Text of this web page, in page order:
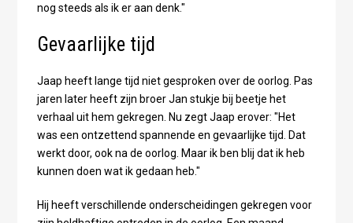
nog steeds als ik er aan denk."
Gevaarlijke tijd
Jaap heeft lange tijd niet gesproken over de oorlog. Pas
jaren later heeft zijn broer Jan stukje bij beetje het
verhaal uit hem gekregen. Nu zegt Jaap erover: "Het
was een ontzettend spannende en gevaarlijke tijd. Dat
werkt door, ook na de oorlog. Maar ik ben blij dat ik heb
kunnen doen wat ik gedaan heb."
Hij heeft verschillende onderscheidingen gekregen voor